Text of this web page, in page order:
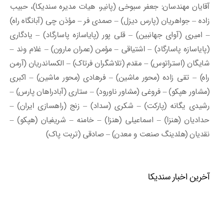
آقایان مهندسان: جعفر سبوخی (پانیر، هیات مدیره سندیکا)، حبیب
زاده – جواهریان (پارس دیزل) – صمدی فر – مؤذن چی (آبانگاه راه)
– امیری (آوای جهانبین) – قلی پور (پایاسازه پاسارگاد) – یادگاری
(پایاسازه پاسارگاد) – اشتیاقی – مؤمن (عمران مارون) – غلام وند –
شایگان (استراتوس) – مقدم (تلاشگران فرتاک) – الکساندریان (آرمن
راه) – تقی زاده (محور ماشین) – فرهادی (محور ماشین) – اکبری
(مشاور هپکو) – فروغی (مشاور ناورود) – ستاری (آبادراهان پارس) –
رشیدی یگانه (پارکت) – شکری (سداد) – زنج (راهسازی ایران) –
حدادیان (هنزا) – اسماعیلی (هنزا) – خامنه – شریفیان (هپکو) –
نقدیان (هلدینگ صنعت و معدن) – صادقی (تربت پاک)
آخرین اخبار سندیکا